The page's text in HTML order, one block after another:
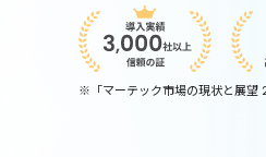
※「マーテック市場の現状と展望